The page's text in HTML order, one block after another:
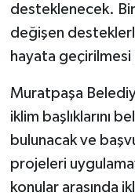
desteklenecek.
değişen
hayata geçirilmesi
Muratpaşa
iklim başlıklarını
bulunacak ve
projeleri
konular arasında